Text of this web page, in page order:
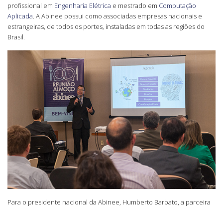
profissional em Engenharia Elétrica e mestrado em Computação
Aplicada. A Abinee possui como associadas empresas nacionais e
estrangeiras, de todos os portes, instaladas em todas as regiões do
Brasil.
Para o presidente nacional da Abinee, Humberto Barbato, a parceira